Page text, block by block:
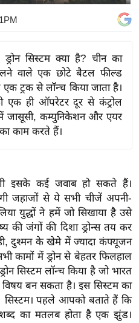
सिस्टम क्या है? चीन का
वाले एक छोटे बैटल फील्ड
ट्रक से लॉन्च किया जाता है।
एक ही ऑपरेटर दूर से कंट्रोल
जासूसी, कम्युनिकेशन और एयर
काम करते हैं।
इसके कई जवाब हो सकते हैं।
जहाजों से ये सभी चीजें अपनी-
युद्धों ने हमें जो सिखाया है उसे
की जंगों की दिशा ड्रोन्स तय कर
दुश्मन के खेमे में ज्यादा कंफ्यूजन
कामों में ड्रोन से बेहतर फिलहाल
सिस्टम लॉन्च किया है जो भारत
विषय बन सकता है। इस सिस्टम का
सिस्टम। पहले आपको बताते हैं कि
शब्द का मतलब होता है एक झुंड।